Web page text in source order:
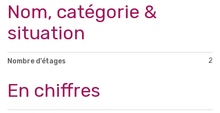
Nom, catégorie &
situation
Nombre d'étages 2
En chiffres